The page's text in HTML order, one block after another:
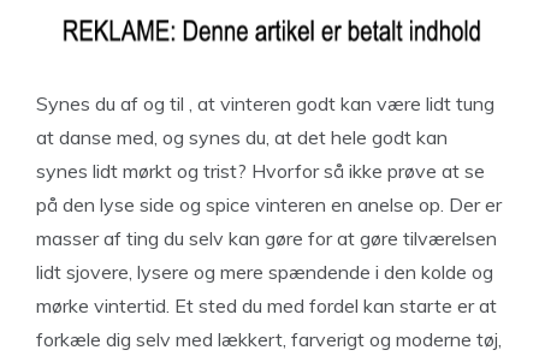
Synes du af og til , at vinteren godt kan være lidt tung
at danse med, og synes du, at det hele godt kan
synes lidt mørkt og trist? Hvorfor så ikke prøve at se
på den lyse side og spice vinteren en anelse op. Der er
masser af ting du selv kan gøre for at gøre tilværelsen
lidt sjovere, lysere og mere spændende i den kolde og
mørke vintertid. Et sted du med fordel kan starte er at
forkæle dig selv med lækkert, farverigt og moderne tøj,